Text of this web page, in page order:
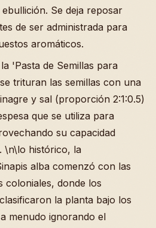
Se deja reposar
de ser administrada para
aromáticos.
'Pasta de Semillas para
trituran las semillas con una
y sal (proporción 2:1:0.5)
que se utiliza para
su capacidad
\n\lo histórico, la
alba comenzó con las
coloniales, donde los
la planta bajo los
menudo ignorando el